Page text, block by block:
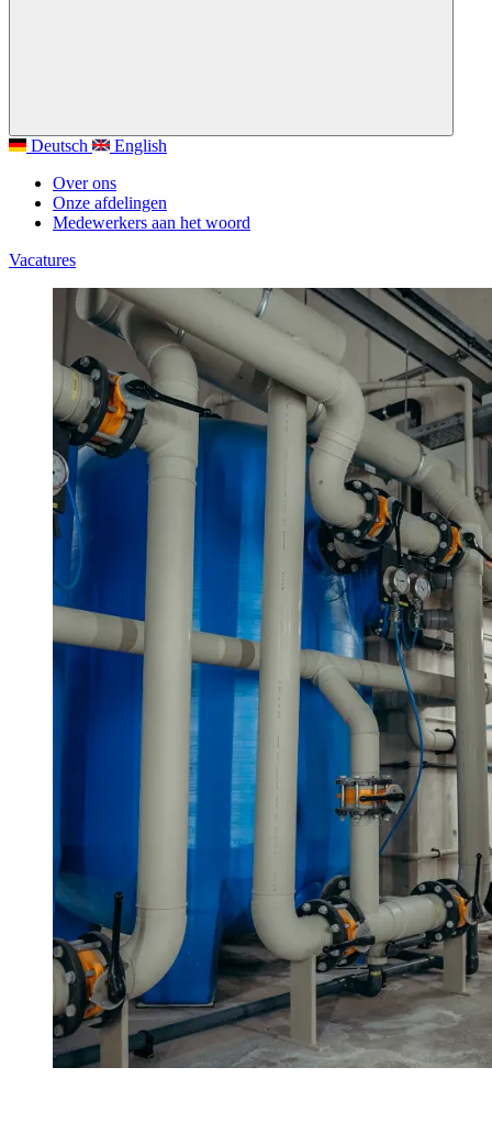
Deutsch
English
Over ons
Onze afdelingen
Medewerkers aan het woord
Vacatures